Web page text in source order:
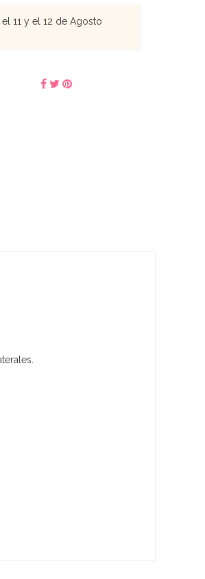
11 y el 12 de Agosto